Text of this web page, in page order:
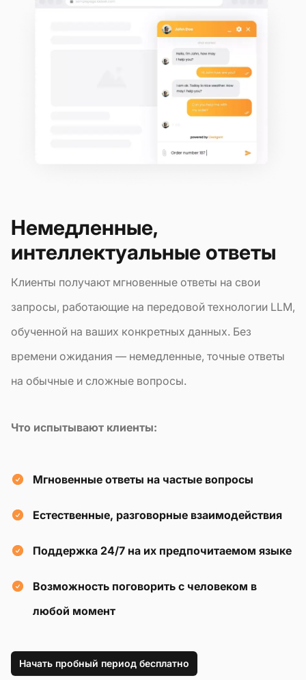
Немедленные,
интеллектуальные ответы
Клиенты получают мгновенные ответы на свои
запросы, работающие на передовой технологии LLM,
обученной на ваших конкретных данных. Без
времени ожидания — немедленные, точные ответы
на обычные и сложные вопросы.
Что испытывают клиенты:
Мгновенные ответы на частые вопросы
Естественные, разговорные взаимодействия
Поддержка 24/7 на их предпочитаемом языке
Возможность поговорить с человеком в
любой момент
Начать пробный период бесплатно